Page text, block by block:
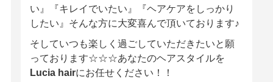
い』『キレイでいたい』『ヘアケアをしっかり
したい』そんな方に大変喜んで頂いております♪
そしていつも楽しく過ごしていただきたいと願
っております☆☆☆あなたのヘアスタイルを
Lucia hairにお任せください！！